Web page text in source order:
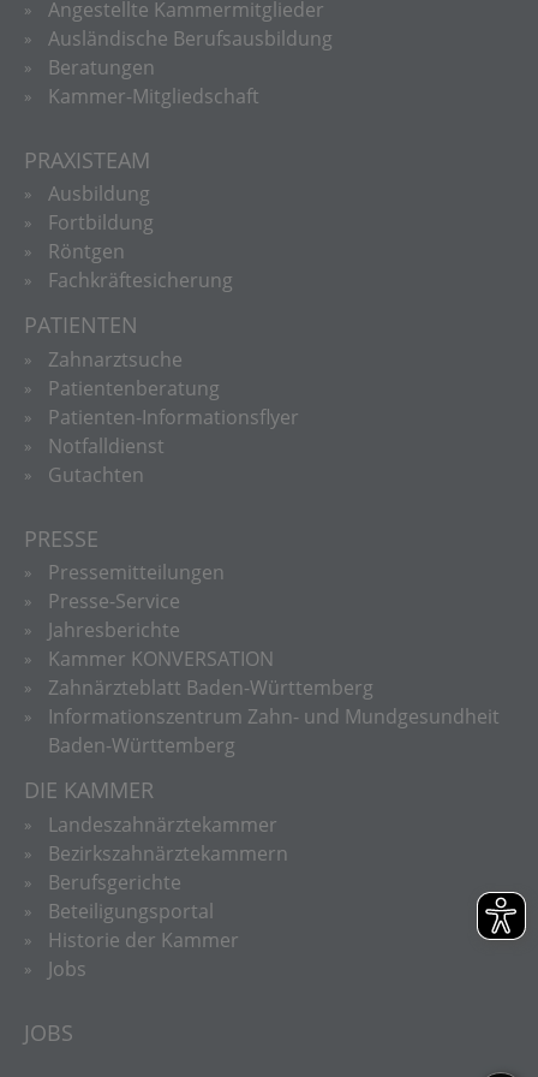
Angestellte Kammermitglieder
Ausländische Berufsausbildung
Beratungen
Kammer-Mitgliedschaft
PRAXISTEAM
Ausbildung
Fortbildung
Röntgen
Fachkräftesicherung
PATIENTEN
Zahnarztsuche
Patientenberatung
Patienten-Informationsflyer
Notfalldienst
Gutachten
PRESSE
Pressemitteilungen
Presse-Service
Jahresberichte
Kammer KONVERSATION
Zahnärzteblatt Baden-Württemberg
Informationszentrum Zahn- und Mundgesundheit
Baden-Württemberg
DIE KAMMER
Landeszahnärztekammer
Bezirkszahnärztekammern
Berufsgerichte
Beteiligungsportal
Historie der Kammer
Jobs
JOBS